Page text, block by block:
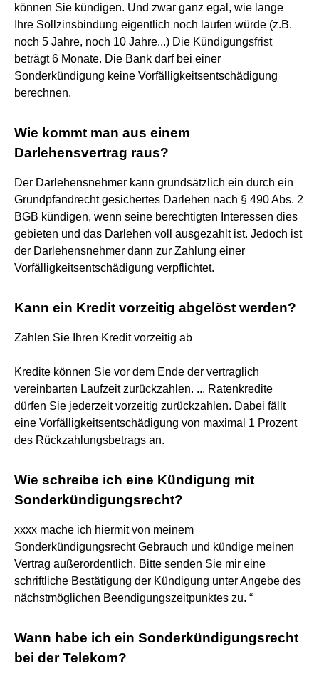
können Sie kündigen. Und zwar ganz egal, wie lange
Ihre Sollzinsbindung eigentlich noch laufen würde (z.B.
noch 5 Jahre, noch 10 Jahre...) Die Kündigungsfrist
beträgt 6 Monate. Die Bank darf bei einer
Sonderkündigung keine Vorfälligkeitsentschädigung
berechnen.
Wie kommt man aus einem
Darlehensvertrag raus?
Der Darlehensnehmer kann grundsätzlich ein durch ein
Grundpfandrecht gesichertes Darlehen nach § 490 Abs. 2
BGB kündigen, wenn seine berechtigten Interessen dies
gebieten und das Darlehen voll ausgezahlt ist. Jedoch ist
der Darlehensnehmer dann zur Zahlung einer
Vorfälligkeitsentschädigung verpflichtet.
Kann ein Kredit vorzeitig abgelöst werden?
Zahlen Sie Ihren Kredit vorzeitig ab
Kredite können Sie vor dem Ende der vertraglich
vereinbarten Laufzeit zurückzahlen. ... Ratenkredite
dürfen Sie jederzeit vorzeitig zurückzahlen. Dabei fällt
eine Vorfälligkeitsentschädigung von maximal 1 Prozent
des Rückzahlungsbetrags an.
Wie schreibe ich eine Kündigung mit
Sonderkündigungsrecht?
xxxx mache ich hiermit von meinem
Sonderkündigungsrecht Gebrauch und kündige meinen
Vertrag außerordentlich. Bitte senden Sie mir eine
schriftliche Bestätigung der Kündigung unter Angebe des
nächstmöglichen Beendigungszeitpunktes zu. “
Wann habe ich ein Sonderkündigungsrecht
bei der Telekom?